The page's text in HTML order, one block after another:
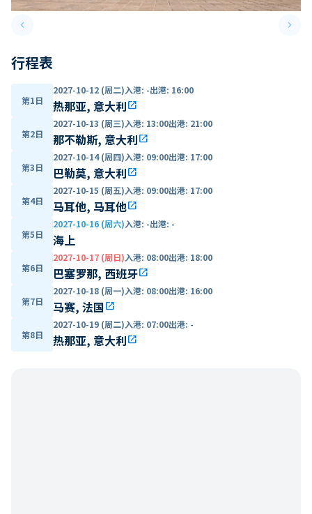
keyboard_arrow_leftPrevious slide keyboard_arrow_right
行程表
第1日
2027-10-12 (周二)入港: -出港: 16:00
热那亚, 意大利open_in_new
第2日
2027-10-13 (周三)入港: 13:00出港: 21:00
那不勒斯, 意大利open_in_new
第3日
2027-10-14 (周四)入港: 09:00出港: 17:00
巴勒莫, 意大利open_in_new
第4日
2027-10-15 (周五)入港: 09:00出港: 17:00
马耳他, 马耳他open_in_new
第5日
2027-10-16 (周六)入港: -出港: -
海上
第6日
2027-10-17 (周日)入港: 08:00出港: 18:00
巴塞罗那, 西班牙open_in_new
第7日
2027-10-18 (周一)入港: 08:00出港: 16:00
马赛, 法国open_in_new
第8日
2027-10-19 (周二)入港: 07:00出港: -
热那亚, 意大利open_in_new